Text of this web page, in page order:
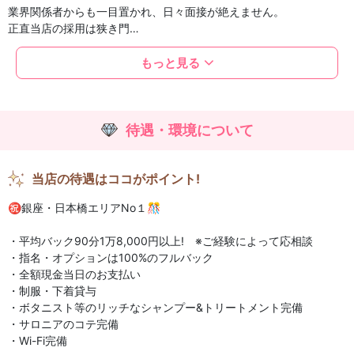
業界関係者からも一目置かれ、日々面接が絶えません。
正直当店の採用は狭き門…
平均バック90分1万8,000円以上!!
本当に稼げていますか?
もっと見る
待遇・環境について
当店の待遇はココがポイント!
㊗️銀座・日本橋エリアNo１🎊
・平均バック90分1万8,000円以上! ※ご経験によって応相談
・指名・オプションは100%のフルバック
・全額現金当日のお支払い
・制服・下着貸与
・ボタニスト等のリッチなシャンプー&トリートメント完備
・サロニアのコテ完備
・Wi-Fi完備